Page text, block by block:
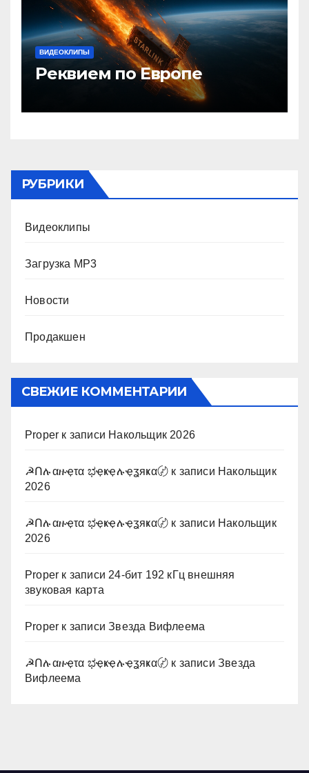
ВИДЕОКЛИПЫ
Реквием по Европе
РУБРИКИ
Видеоклипы
Загрузка MP3
Новости
Продакшен
СВЕЖИЕ КОММЕНТАРИИ
Proper к записи Накольщик 2026
☭Ոሉαዙҿτα ಭҿҝҿሉҿʓяҝα〄 к записи Накольщик
2026
☭Ոሉαዙҿτα ಭҿҝҿሉҿʓяҝα〄 к записи Накольщик
2026
Proper к записи 24-бит 192 кГц внешняя
звуковая карта
Proper к записиЗвезда Вифлеема
☭Ոሉαዙҿτα ಭҿҝҿሉҿʓяҝα〄 к записи Звезда
Вифлеема